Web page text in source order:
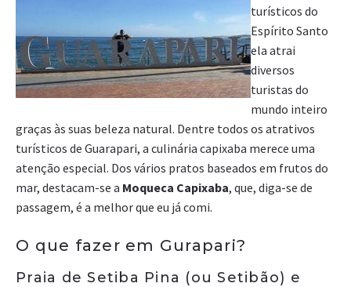
turísticos do
Espírito Santo
ela atrai
diversos
turistas do
mundo inteiro
graças às suas beleza natural. Dentre todos os atrativos
turísticos de Guarapari, a culinária capixaba merece uma
atenção especial. Dos vários pratos baseados em frutos do
mar, destacam-se a Moqueca Capixaba, que, diga-se de
passagem, é a melhor que eu já comi.
O que fazer em Gurapari?
Praia de Setiba Pina (ou Setibão) e